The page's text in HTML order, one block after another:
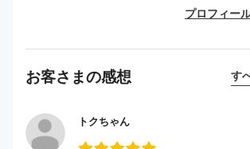
プロフィー
お客さまの感想 す
トクちゃん